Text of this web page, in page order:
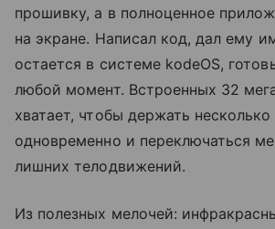
прошивку, а в полноценное
на экране. Написал код, дал ему
остается в системе kodeOS,
любой момент. Встроенных 32
хватает, чтобы держать несколько
одновременно и переключаться
лишних телодвижений.
Из полезных мелочей: